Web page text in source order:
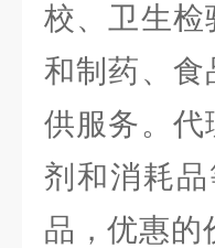
校、卫生检
和制药、食
供服务。代
剂和消耗
品，优惠的